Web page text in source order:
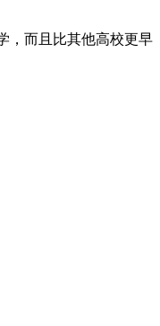
，而且比其他高校更早